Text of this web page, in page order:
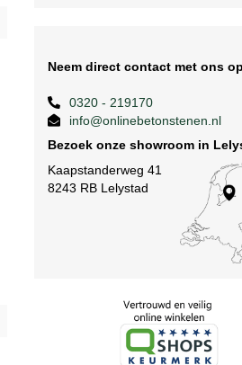
Neem direct contact met ons op
0320 - 219170
info@onlinebetonstenen.nl
Bezoek onze showroom in
Kaapstanderweg 41
8243 RB Lelystad